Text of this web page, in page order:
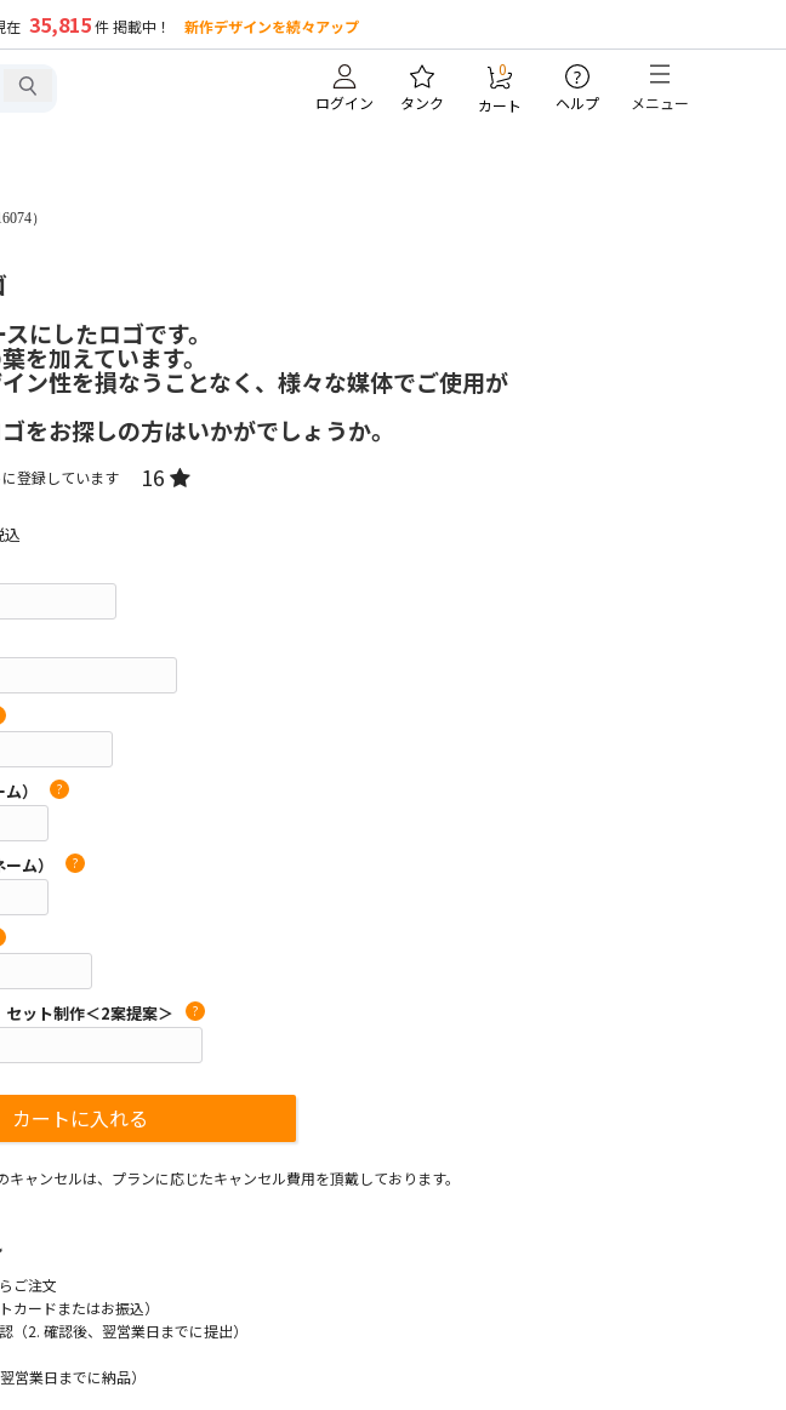
在 35,815件 掲載中！ 新作デザインを続々アップ
ログイン タンク
0
カート
?
ヘルプ メニュー
）
にしたロゴです。
を加えています。
ン性を損なうことなく、様々な媒体でご使用が
をお探しの方はいかがでしょうか。
登録しています 16
込
） ?
ム） ?
ット制作＜2案提案＞ ?
キャンセルは、プランに応じたキャンセル費用を頂戴しております。
ご注文
カードまたはお振込）
（2. 確認後、翌営業日までに提出）
営業日までに納品）